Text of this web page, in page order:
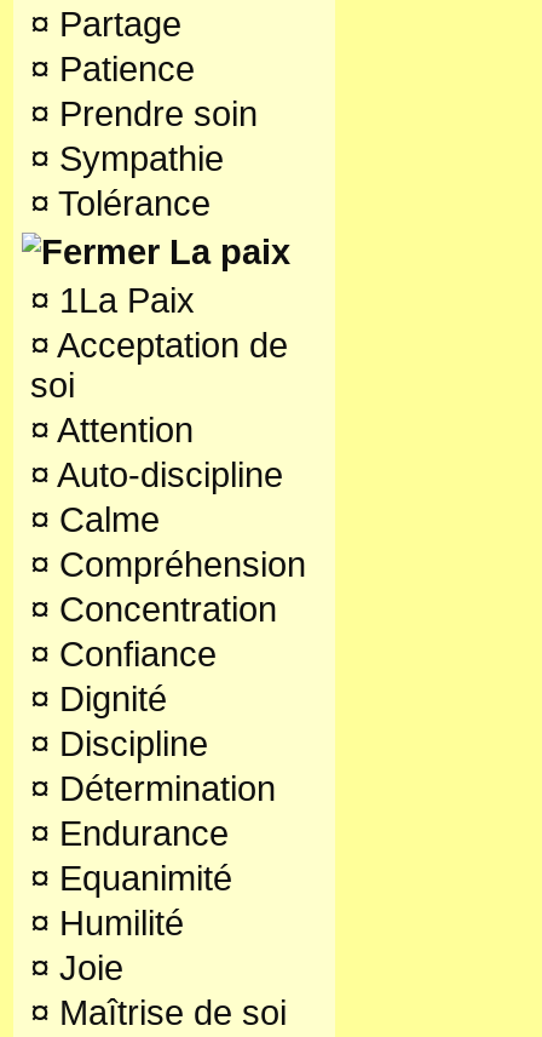
¤ Partage
¤ Patience
¤ Prendre soin
¤ Sympathie
¤ Tolérance
La paix
¤ 1La Paix
¤ Acceptation de
soi
¤ Attention
¤ Auto-discipline
¤ Calme
¤ Compréhension
¤ Concentration
¤ Confiance
¤ Dignité
¤ Discipline
¤ Détermination
¤ Endurance
¤ Equanimité
¤ Humilité
¤ Joie
¤ Maîtrise de soi